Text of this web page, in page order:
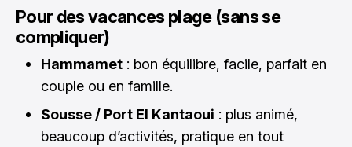
Pour des vacances plage (sans se
compliquer)
Hammamet : bon équilibre, facile, parfait en
couple ou en famille.
Sousse / Port El Kantaoui : plus animé,
beaucoup d’activités, pratique en tout